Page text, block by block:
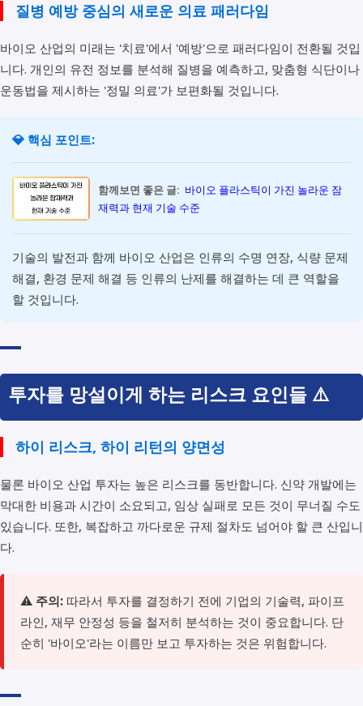
질병 예방 중심의 새로운 의료 패러다임
바이오 산업의 미래는 '치료'에서 '예방'으로 패러다임이 전환될 것입
니다. 개인의 유전 정보를 분석해 질병을 예측하고, 맞춤형 식단이나
운동법을 제시하는 '정밀 의료'가 보편화될 것입니다.
💎 핵심 포인트:
함께보면 좋은 글: 바이오 플라스틱이 가진 놀라운 잠
재력과 현재 기술 수준
기술의 발전과 함께 바이오 산업은 인류의 수명 연장, 식량 문제
해결, 환경 문제 해결 등 인류의 난제를 해결하는 데 큰 역할을
할 것입니다.
투자를 망설이게 하는 리스크 요인들 ⚠️
하이 리스크, 하이 리턴의 양면성
물론 바이오 산업 투자는 높은 리스크를 동반합니다. 신약 개발에는
막대한 비용과 시간이 소요되고, 임상 실패로 모든 것이 무너질 수도
있습니다. 또한, 복잡하고 까다로운 규제 절차도 넘어야 할 큰 산입니
다.
⚠️ 주의: 따라서 투자를 결정하기 전에 기업의 기술력, 파이프
라인, 재무 안정성 등을 철저히 분석하는 것이 중요합니다. 단
순히 '바이오'라는 이름만 보고 투자하는 것은 위험합니다.